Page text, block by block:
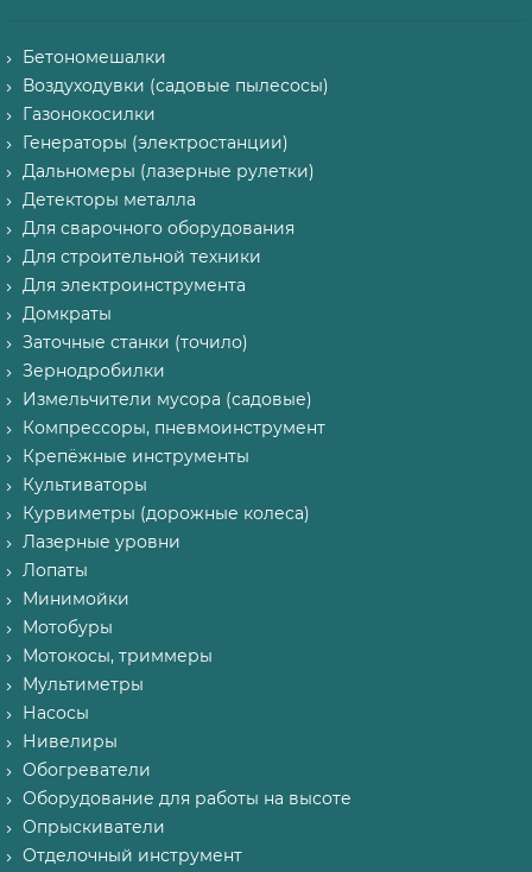
Бетономешалки
Воздуходувки (садовые пылесосы)
Газонокосилки
Генераторы (электростанции)
Дальномеры (лазерные рулетки)
Детекторы металла
Для сварочного оборудования
Для строительной техники
Для электроинструмента
Домкраты
Заточные станки (точило)
Зернодробилки
Измельчители мусора (садовые)
Компрессоры, пневмоинструмент
Крепёжные инструменты
Культиваторы
Курвиметры (дорожные колеса)
Лазерные уровни
Лопаты
Минимойки
Мотобуры
Мотокосы, триммеры
Мультиметры
Насосы
Нивелиры
Обогреватели
Оборудование для работы на высоте
Опрыскиватели
Отделочный инструмент